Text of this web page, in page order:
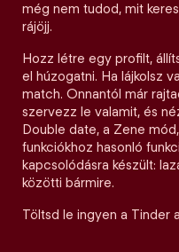
még nem tudod, mit
rájöjj.
Hozz létre egy profilt,
el húzogatni. Ha lájkolsz
match. Onnantól már
szervezz le valamit, és
Double date, a Zene
funkciókhoz hasonló
kapcsolódásra készült:
közötti bármire.
Töltsd le ingyen a Tinder